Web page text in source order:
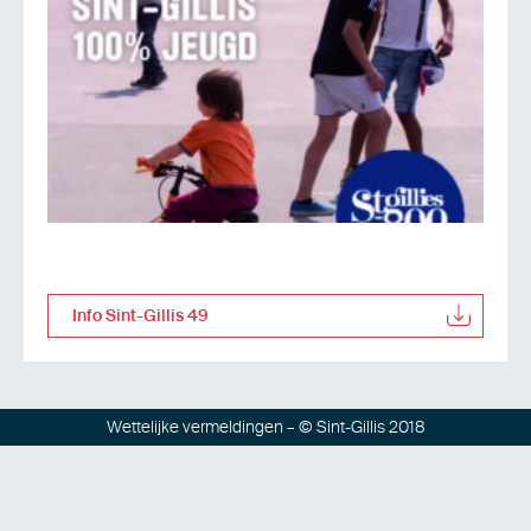
Info Sint-Gillis 49
Wettelijke vermeldingen – © Sint-Gillis 2018